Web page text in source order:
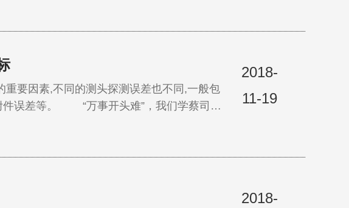
一个生产专业动
要因素,不同的测头探测误差也不同,一般包
件误差等。 “万事开头难”，我们学蔡司三
三坐标的入门基础知
2018-
11-19
2018-